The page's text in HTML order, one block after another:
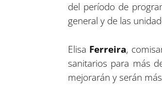
del período de
general y de las
Elisa Ferreira,
sanitarios para más
mejorarán y serán